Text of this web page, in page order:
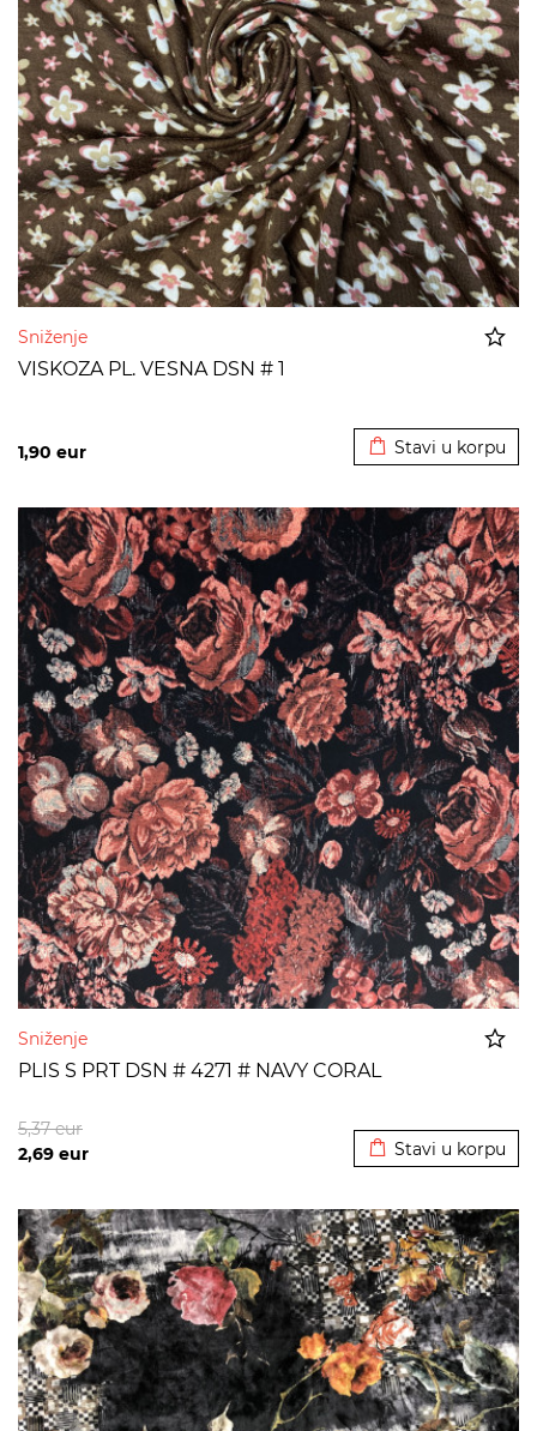
Sniženje
VISKOZA PL. VESNA DSN # 1
1,90 eur Stavi u korpu
Sniženje
PLIS S PRT DSN # 4271 # NAVY CORAL
2,69 eur
5,37eur
Stavi u korpu